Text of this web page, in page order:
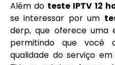
Além do teste IPTV 12
se interessar por um
derp, que oferece uma
permitindo que
qualidade do serviço